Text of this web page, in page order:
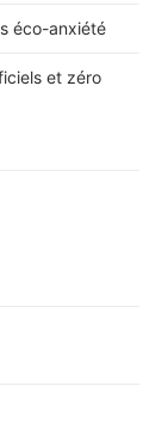
éco-anxiété
et zéro